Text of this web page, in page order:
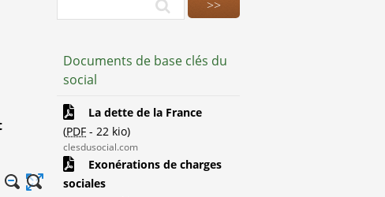
Documents de base clés du
social
La dette de la France
(PDF - 22 kio)
clesdusocial.com
Exonérations de charges
sociales